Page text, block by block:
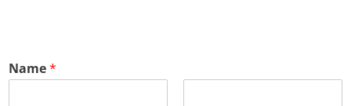
Name*